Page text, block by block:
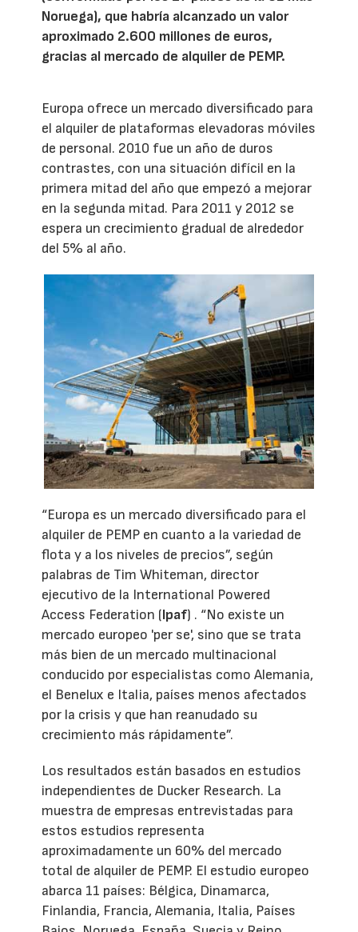
Noruega), que habría alcanzado un valor
aproximado 2.600 millones de euros,
gracias al mercado de alquiler de PEMP.
Europa ofrece un mercado diversificado para
el alquiler de plataformas elevadoras móviles
de personal. 2010 fue un año de duros
contrastes, con una situación difícil en la
primera mitad del año que empezó a mejorar
en la segunda mitad. Para 2011 y 2012 se
espera un crecimiento gradual de alrededor
del 5% al año.
“Europa es un mercado diversificado para el
alquiler de PEMP en cuanto a la variedad de
flota y a los niveles de precios”, según
palabras de Tim Whiteman, director
ejecutivo de la International Powered
Access Federation (Ipaf) . “No existe un
mercado europeo 'per se', sino que se trata
más bien de un mercado multinacional
conducido por especialistas como Alemania,
el Benelux e Italia, países menos afectados
por la crisis y que han reanudado su
crecimiento más rápidamente”.
Los resultados están basados en estudios
independientes de Ducker Research. La
muestra de empresas entrevistadas para
estos estudios representa
aproximadamente un 60% del mercado
total de alquiler de PEMP. El estudio europeo
abarca 11 países: Bélgica, Dinamarca,
Finlandia, Francia, Alemania, Italia, Países